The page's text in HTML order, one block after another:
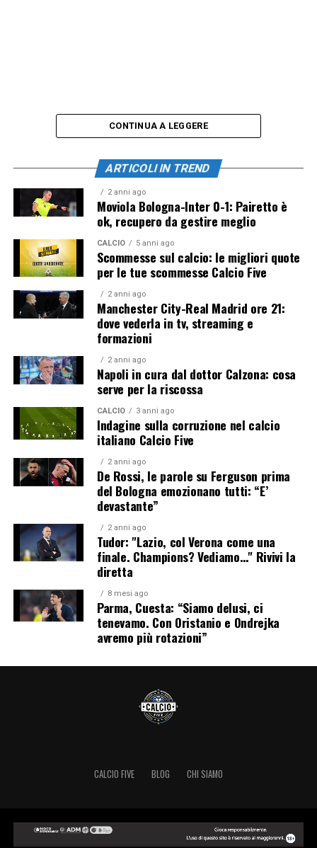
CONTINUA A LEGGERE
ARTICOLI IN TREND
2 anni ago
Moviola Bologna-Inter 0-1: Pairetto è
ok, recupero da gestire meglio
CALCIO 5 anni ago
Scommesse sul calcio: le migliori quote
per le tue scommesse Calcio Five
2 anni ago
Manchester City-Real Madrid ore 21:
dove vederla in tv, streaming e
formazioni
2 anni ago
Napoli in cura dal dottor Calzona: cosa
serve per la riscossa
CALCIO 3 anni ago
Indagine sulla corruzione nel calcio
italiano Calcio Five
2 anni ago
De Rossi, le parole su Ferguson prima
del Bologna emozionano tutti: “E’
devastante”
2 anni ago
Tudor: "Lazio, col Verona come una
finale. Champions? Vediamo…" Rivivi la
diretta
8 mesi ago
Parma, Cuesta: “Siamo delusi, ci
tenevamo. Con Oristanio e Ondrejka
avremo più rotazioni”
CALCIO FIVE BLOG CHI SIAMO